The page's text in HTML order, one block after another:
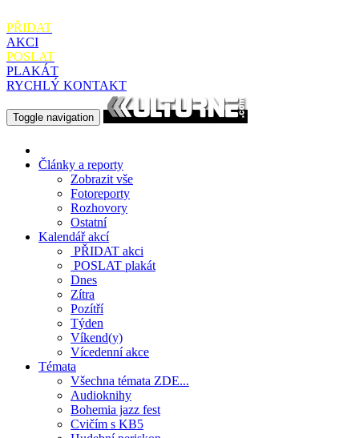
PŘIDAT
AKCI
POSLAT
PLAKÁT
RYCHLÝ KONTAKT
Toggle navigation
Články a reporty
Zobrazit vše
Fotoreporty
Rozhovory
Ostatní
Kalendář akcí
PŘIDAT akci
POSLAT plakát
Dnes
Zítra
Pozítří
Týden
Víkend(y)
Vícedenní akce
Témata
Všechna témata ZDE...
Audioknihy
Bohemia jazz fest
Cvičím s KB5